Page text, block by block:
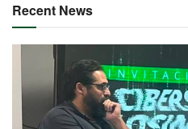
Recent News